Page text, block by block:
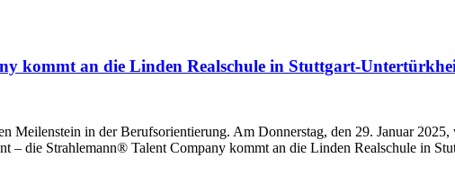
kommt an die Linden Realschule in Stuttgart-
in der Berufsorientierung. Am Donnerstag, den 29. Januar
die Strahlemann® Talent Company kommt an die Linden Realschule in